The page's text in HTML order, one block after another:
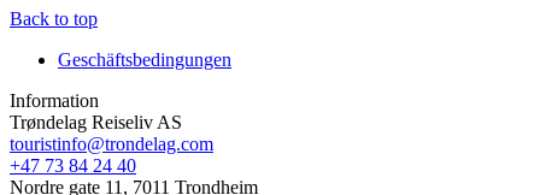
Back to top
Geschäftsbedingungen
Information
Trøndelag Reiseliv AS
touristinfo@trondelag.com
+47 73 84 24 40
Nordre gate 11, 7011 Trondheim